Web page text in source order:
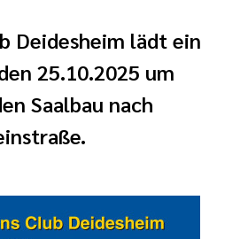
Deidesheim lädt ein
25.10.2025 um
Saalbau nach